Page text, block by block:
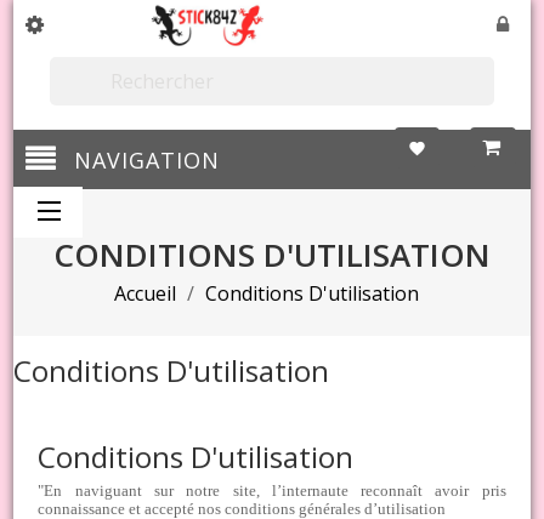
favorite
NAVIGATION
CONDITIONS D'UTILISATION
Accueil Conditions D'utilisation
Conditions D'utilisation
Conditions D'utilisation
"En naviguant sur notre site, l’internaute reconnaît avoir pris
connaissance et accepté nos conditions générales d’utilisation